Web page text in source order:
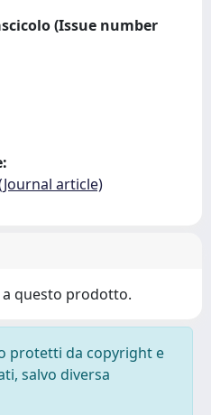
(Issue number
article)
questo prodotto.
protetti da copyright e
salvo diversa